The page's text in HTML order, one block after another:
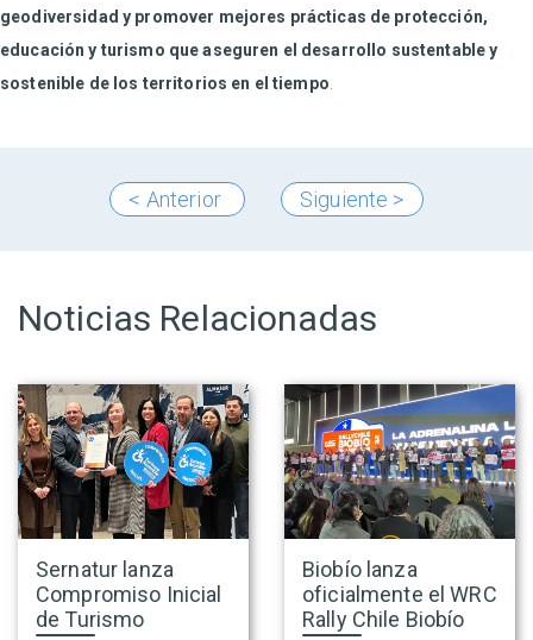
geodiversidad y promover mejores prácticas de protección,
educación y turismo que aseguren el desarrollo sustentable y
sostenible de los territorios en el tiempo
< Anterior Siguiente >
Noticias Relacionadas
Sernatur lanza
Compromiso Inicial
de Turismo
Biobío lanza
oficialmente el WRC
Rally Chile Biobío